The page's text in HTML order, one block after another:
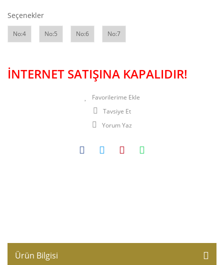
Seçenekler
No:4 No:5 No:6 No:7
İNTERNET SATIŞINA KAPALIDIR!
Tavsiye Et
Yorum Yaz
Ürün Bilgisi